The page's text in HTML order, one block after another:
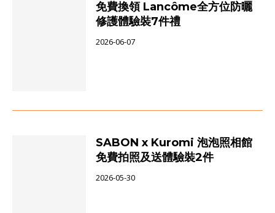
免費換領 Lancôme全方位防曬
修護體驗裝7件禮
2026-06-07
SABON x Kuromi 泡泡照相館
免費拍照及送體驗裝2件
2026-05-30